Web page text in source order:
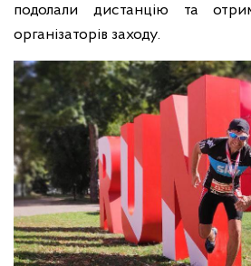
подолали дистанцію та
організаторів заходу.